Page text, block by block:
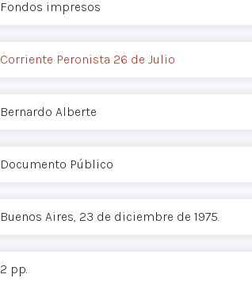
Fondos impresos
Corriente Peronista 26 de Julio
Bernardo Alberte
Documento Público
Buenos Aires, 23 de diciembre de 1975.
2 pp.